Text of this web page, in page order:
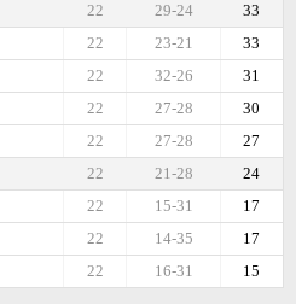
33
29-24
22
33
23-21
22
31
32-26
22
30
27-28
22
27
27-28
22
24
21-28
22
17
15-31
22
17
14-35
22
15
16-31
22